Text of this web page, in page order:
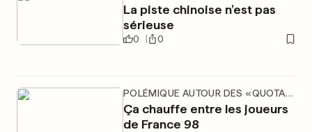
La piste chinoise n’est pas
sérieuse
0 0
POLÉMIQUE AUTOUR DES «QUOTAS»
Ça chauffe entre les joueurs
de France 98